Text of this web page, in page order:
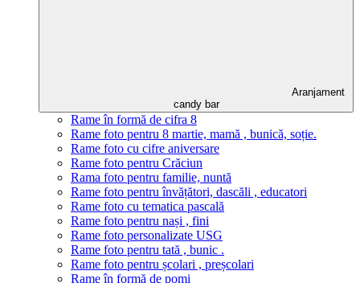
Aranjament
candy bar
Rame în formă de cifra 8
Rame foto pentru 8 martie, mamă , bunică, soție.
Rame foto cu cifre aniversare
Rame foto pentru Crăciun
Rama foto pentru familie, nuntă
Rame foto pentru învățători, dascăli , educatori
Rame foto cu tematica pascală
Rame foto pentru nași , fini
Rame foto personalizate USG
Rame foto pentru tată , bunic .
Rame foto pentru școlari , preșcolari
Rame în formă de pomi